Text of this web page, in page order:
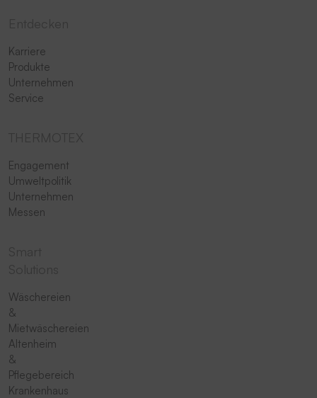
Karriere
Produkte
Unternehmen
Service
Engagement
Umweltpolitik
Unternehmen
Messen
Wäschereien
&
Mietwäschereien
Altenheim
&
Pflegebereich
Krankenhaus